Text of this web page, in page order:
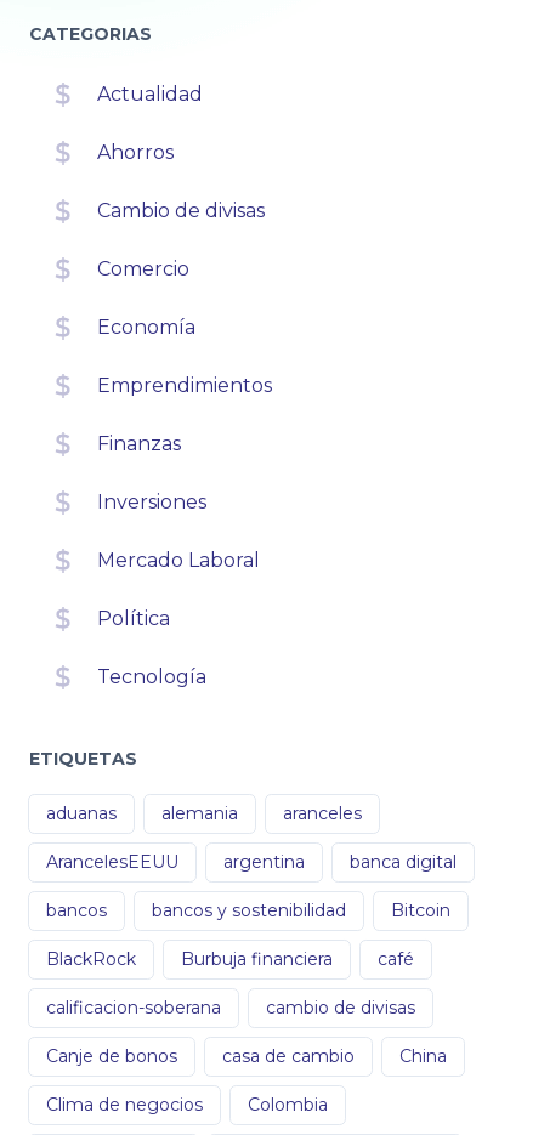
CATEGORIAS
Actualidad
Ahorros
Cambio de divisas
Comercio
Economía
Emprendimientos
Finanzas
Inversiones
Mercado Laboral
Política
Tecnología
ETIQUETAS
aduanas alemania aranceles
ArancelesEEUU argentina banca digital
bancos bancos y sostenibilidad Bitcoin
BlackRock Burbuja financiera café
calificacion-soberana cambio de divisas
Canje de bonos casa de cambio China
Clima de negocios Colombia